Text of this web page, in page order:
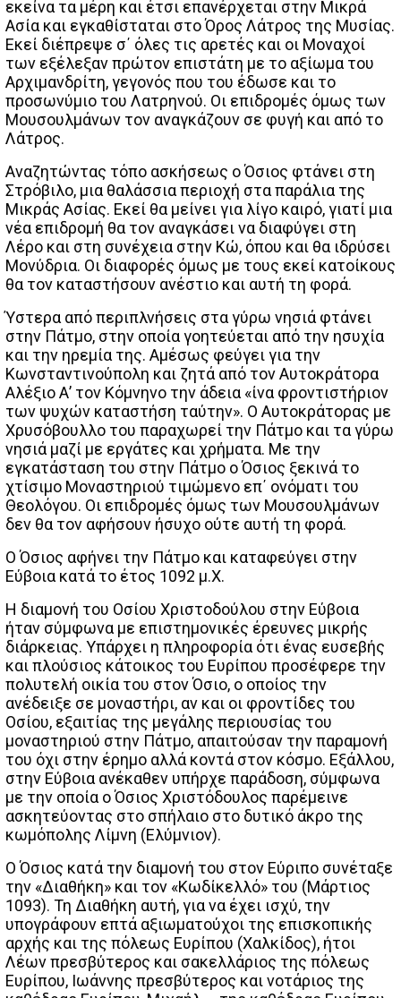
εκείνα τα μέρη και έτσι επανέρχεται στην Μικρά
Ασία και εγκαθίσταται στο Όρος Λάτρος της Μυσίας.
Εκεί διέπρεψε σ΄ όλες τις αρετές και οι Μοναχοί
των εξέλεξαν πρώτον επιστάτη με το αξίωμα του
Αρχιμανδρίτη, γεγονός που του έδωσε και το
προσωνύμιο του Λατρηνού. Οι επιδρομές όμως των
Μουσουλμάνων τον αναγκάζουν σε φυγή και από το
Λάτρος.
Αναζητώντας τόπο ασκήσεως ο Όσιος φτάνει στη
Στρόβιλο, μια θαλάσσια περιοχή στα παράλια της
Μικράς Ασίας. Εκεί θα μείνει για λίγο καιρό, γιατί μια
νέα επιδρομή θα τον αναγκάσει να διαφύγει στη
Λέρο και στη συνέχεια στην Κώ, όπου και θα ιδρύσει
Μονύδρια. Οι διαφορές όμως με τους εκεί κατοίκους
θα τον καταστήσουν ανέστιο και αυτή τη φορά.
Ύστερα από περιπλνήσεις στα γύρω νησιά φτάνει
στην Πάτμο, στην οποία γοητεύεται από την ησυχία
και την ηρεμία της. Αμέσως φεύγει για την
Κωνσταντινούπολη και ζητά από τον Αυτοκράτορα
Αλέξιο Α’ τον Κόμνηνο την άδεια «ίνα φροντιστήριον
των ψυχών καταστήση ταύτην». Ο Αυτοκράτορας με
Χρυσόβουλλο του παραχωρεί την Πάτμο και τα γύρω
νησιά μαζί με εργάτες και χρήματα. Με την
εγκατάσταση του στην Πάτμο ο Όσιος ξεκινά το
χτίσιμο Μοναστηριού τιμώμενο επ΄ ονόματι του
Θεολόγου. Οι επιδρομές όμως των Μουσουλμάνων
δεν θα τον αφήσουν ήσυχο ούτε αυτή τη φορά.
Ο Όσιος αφήνει την Πάτμο και καταφεύγει στην
Εύβοια κατά το έτος 1092 μ.Χ.
Η διαμονή του Οσίου Χριστοδούλου στην Εύβοια
ήταν σύμφωνα με επιστημονικές έρευνες μικρής
διάρκειας. Υπάρχει η πληροφορία ότι ένας ευσεβής
και πλούσιος κάτοικος του Ευρίπου προσέφερε την
πολυτελή οικία του στον Όσιο, ο οποίος την
ανέδειξε σε μοναστήρι, αν και οι φροντίδες του
Οσίου, εξαιτίας της μεγάλης περιουσίας του
μοναστηριού στην Πάτμο, απαιτούσαν την παραμονή
του όχι στην έρημο αλλά κοντά στον κόσμο. Εξάλλου,
στην Εύβοια ανέκαθεν υπήρχε παράδοση, σύμφωνα
με την οποία ο Όσιος Χριστόδουλος παρέμεινε
ασκητεύοντας στο σπήλαιο στο δυτικό άκρο της
κωμόπολης Λίμνη (Ελύμνιον).
Ο Όσιος κατά την διαμονή του στον Εύριπο συνέταξε
την «Διαθήκη» και τον «Κωδίκελλό» του (Μάρτιος
1093). Τη Διαθήκη αυτή, για να έχει ισχύ, την
υπογράφουν επτά αξιωματούχοι της επισκοπικής
αρχής και της πόλεως Ευρίπου (Χαλκίδος), ήτοι
Λέων πρεσβύτερος και σακελλάριος της πόλεως
Ευρίπου, Ιωάννης πρεσβύτερος και νοτάριος της